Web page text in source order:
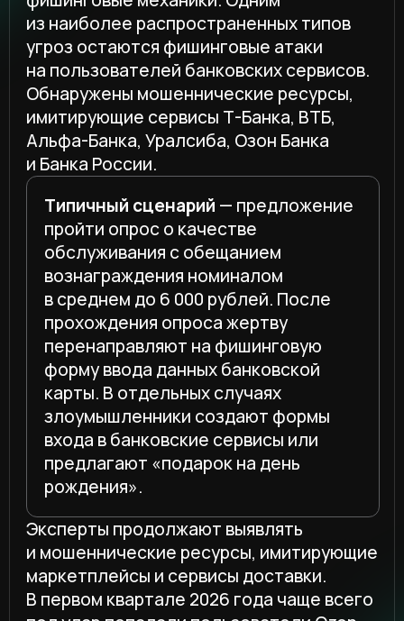
обслуживания с обещанием
вознаграждения номиналом
в среднем до 6 000 рублей. После
прохождения опроса жертву
перенаправляют на фишинговую
форму ввода данных банковской
карты. В отдельных случаях
злоумышленники создают формы
входа в банковские сервисы или
рождения».
Эксперты продолжают выявлять
и мошеннические ресурсы, имитирующие
маркетплейсы и сервисы доставки.
В первом квартале 2026 года чаще всего
под удар попадали пользователи Ozon,
Wildberries, Avito, СДЭК и Яндекс Маркет.
Используются как классические
фишинговые формы входа, так и схемы
с оплатой заказа или возвратом средств.
Обнаружены также клоны официального
магазина приложений RuStore,
используемые для распространения
вредоносного программного
обеспечения.
Зафиксирован взрывной рост атак
на пользователей мессенджеров MAX,
при этом интерес злоумышленников
к платформам Telegram и ВКонтакте
сохраняется, но остается
на относительно стабильном уровне,